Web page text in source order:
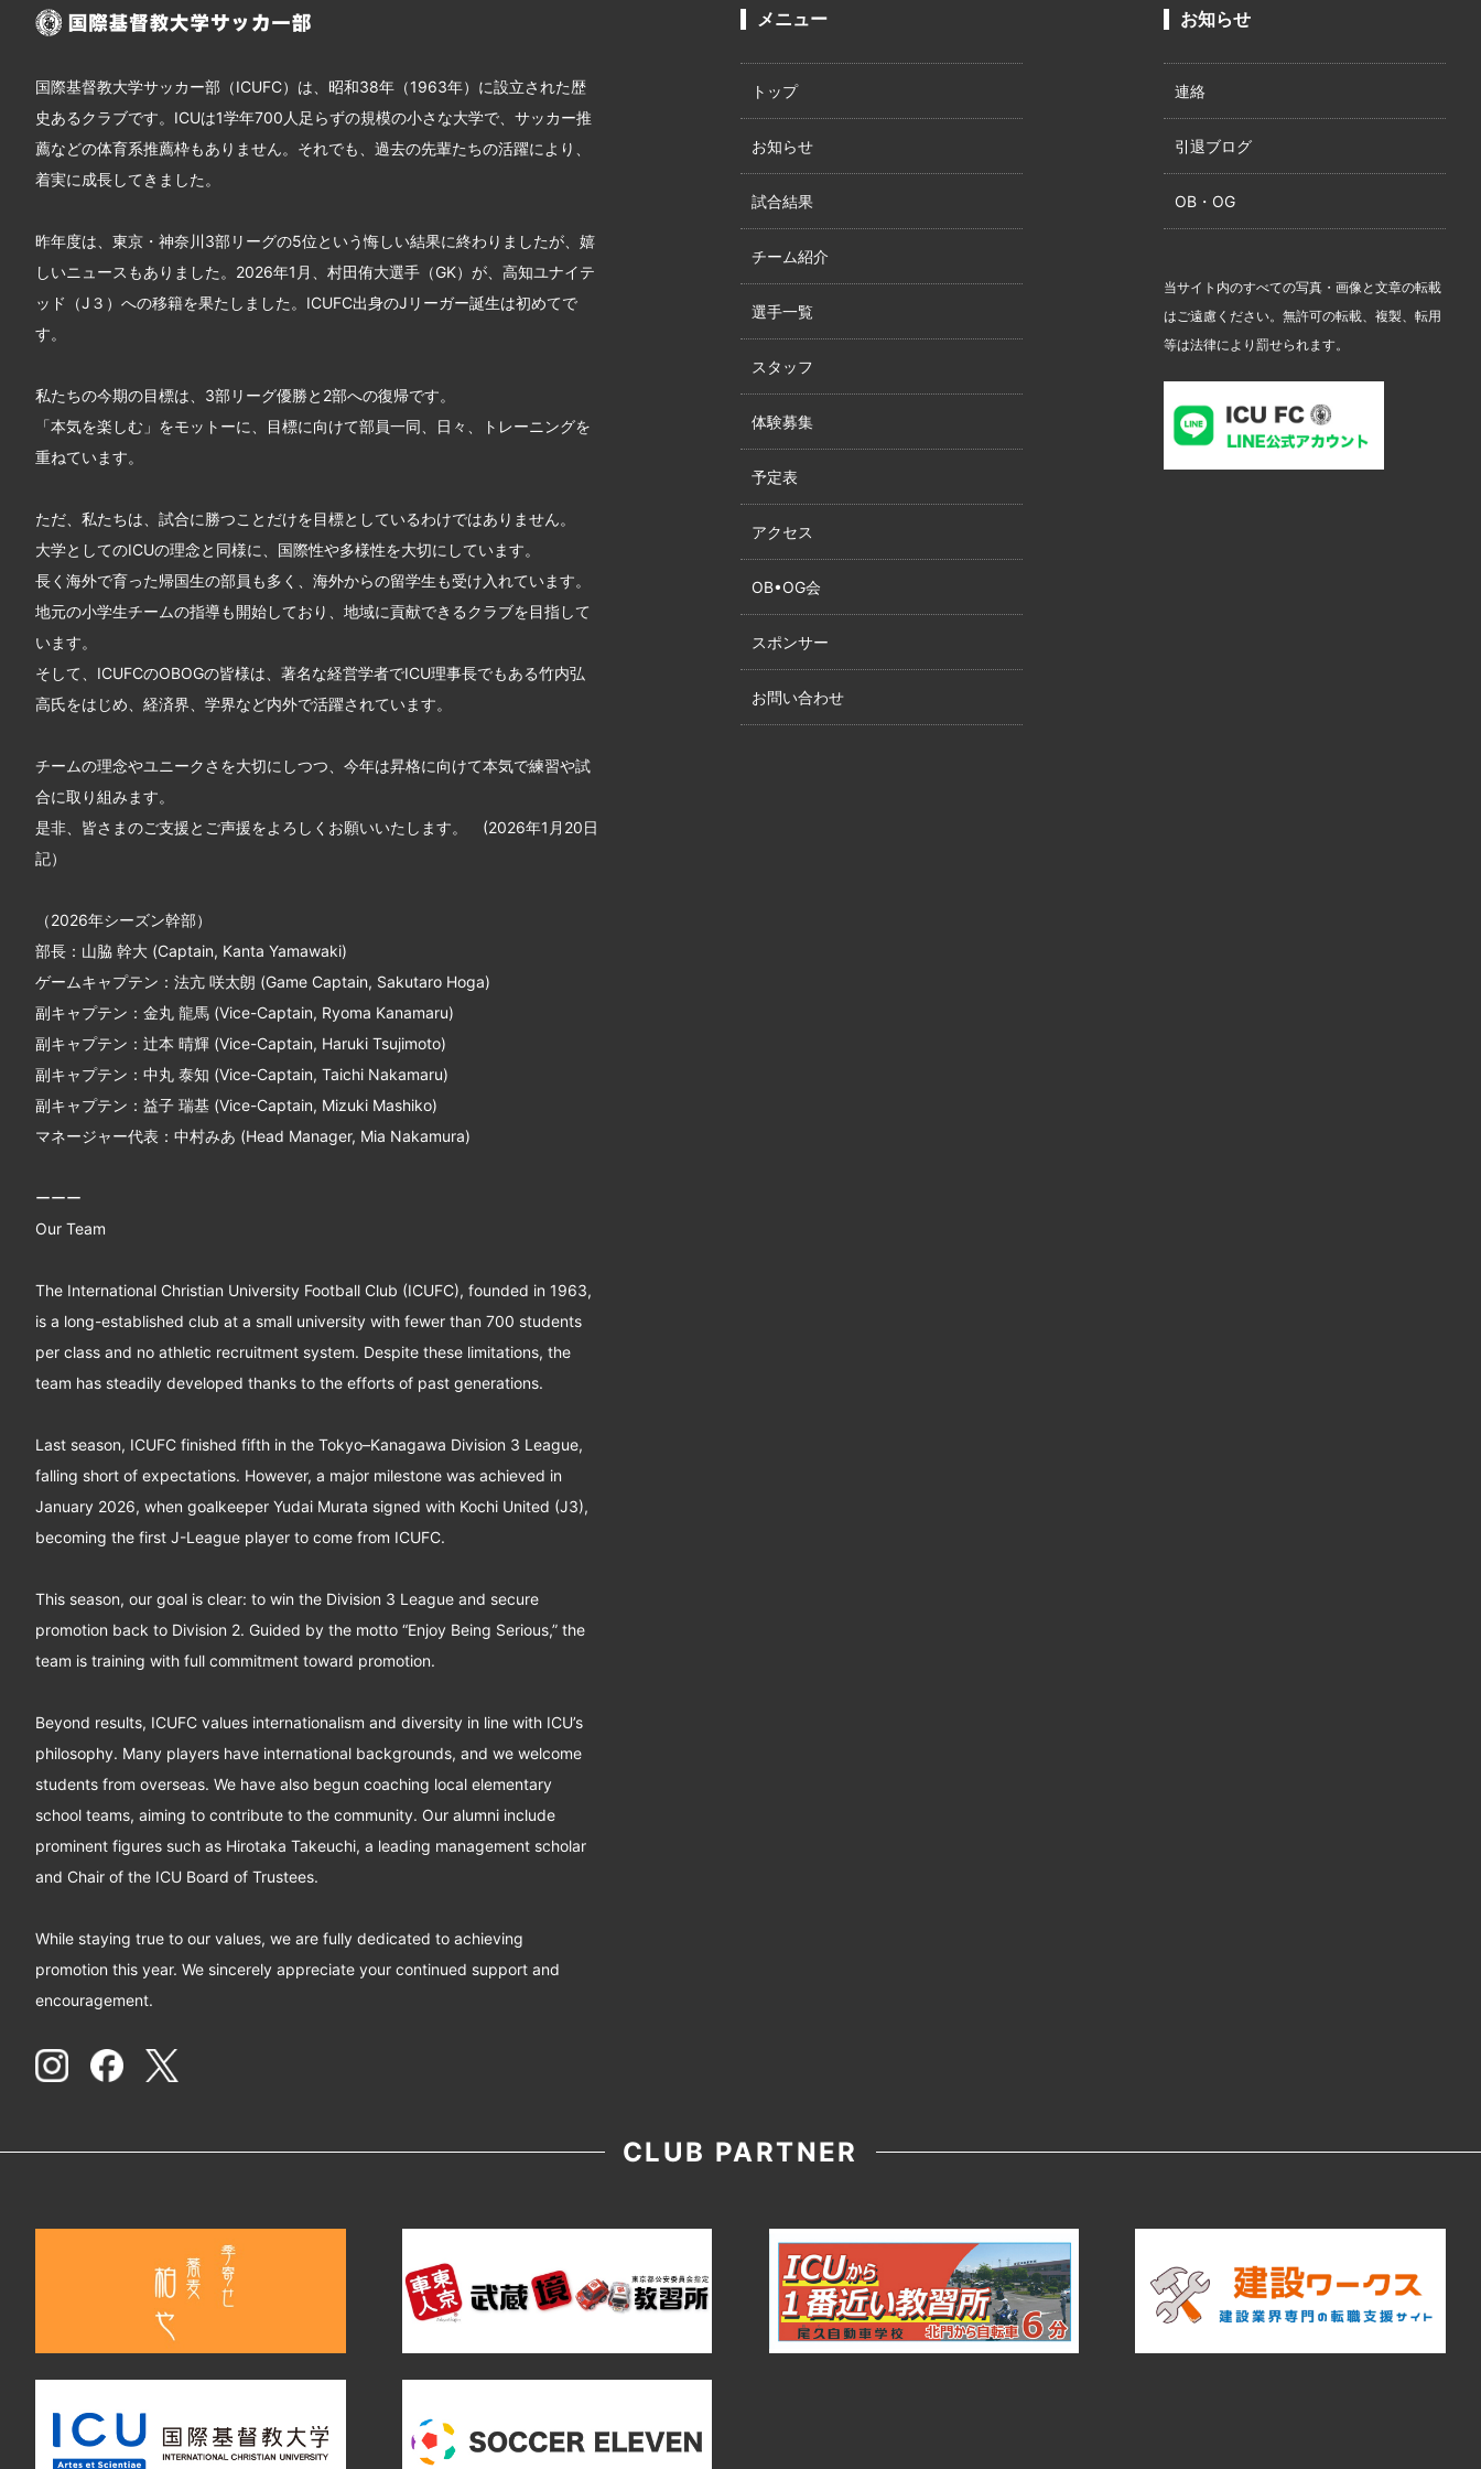
国際基督教大学サッカー部（ICUFC）は、昭和38年（1963年）に設立された歴
史あるクラブです。ICUは1学年700人足らずの規模の小さな大学で、サッカー推
薦などの体育系推薦枠もありません。それでも、過去の先輩たちの活躍により、
着実に成長してきました。
昨年度は、東京・神奈川3部リーグの5位という悔しい結果に終わりましたが、嬉
しいニュースもありました。2026年1月、村田侑大選手（GK）が、高知ユナイテ
ッド（J３）への移籍を果たしました。ICUFC出身のJリーガー誕生は初めてで
す。
私たちの今期の目標は、3部リーグ優勝と2部への復帰です。
「本気を楽しむ」をモットーに、目標に向けて部員一同、日々、トレーニングを
重ねています。
ただ、私たちは、試合に勝つことだけを目標としているわけではありません。
大学としてのICUの理念と同様に、国際性や多様性を大切にしています。
長く海外で育った帰国生の部員も多く、海外からの留学生も受け入れています。
地元の小学生チームの指導も開始しており、地域に貢献できるクラブを目指して
います。
そして、ICUFCのOBOGの皆様は、著名な経営学者でICU理事長でもある竹内弘
高氏をはじめ、経済界、学界など内外で活躍されています。
チームの理念やユニークさを大切にしつつ、今年は昇格に向けて本気で練習や試
合に取り組みます。
是非、皆さまのご支援とご声援をよろしくお願いいたします。 (2026年1月20日
記）
（2026年シーズン幹部）
部長：山脇 幹大 (Captain, Kanta Yamawaki)
ゲームキャプテン：法亢 咲太朗 (Game Captain, Sakutaro Hoga)
副キャプテン：金丸 龍馬 (Vice-Captain, Ryoma Kanamaru)
副キャプテン：辻本 晴輝 (Vice-Captain, Haruki Tsujimoto)
副キャプテン：中丸 泰知 (Vice-Captain, Taichi Nakamaru)
副キャプテン：益子 瑞基 (Vice-Captain, Mizuki Mashiko)
マネージャー代表：中村みあ (Head Manager, Mia Nakamura)
ーーー
Our Team
The International Christian University Football Club (ICUFC), founded in 1963,
is a long-established club at a small university with fewer than 700 students
per class and no athletic recruitment system. Despite these limitations, the
team has steadily developed thanks to the efforts of past generations.
Last season, ICUFC finished fifth in the Tokyo–Kanagawa Division 3 League,
falling short of expectations. However, a major milestone was achieved in
January 2026, when goalkeeper Yudai Murata signed with Kochi United (J3),
becoming the first J-League player to come from ICUFC.
This season, our goal is clear: to win the Division 3 League and secure
promotion back to Division 2. Guided by the motto “Enjoy Being Serious,” the
team is training with full commitment toward promotion.
Beyond results, ICUFC values internationalism and diversity in line with ICU’s
philosophy. Many players have international backgrounds, and we welcome
students from overseas. We have also begun coaching local elementary
school teams, aiming to contribute to the community. Our alumni include
prominent figures such as Hirotaka Takeuchi, a leading management scholar
and Chair of the ICU Board of Trustees.
While staying true to our values, we are fully dedicated to achieving
promotion this year. We sincerely appreciate your continued support and
encouragement.
メニュー
トップ
お知らせ
試合結果
チーム紹介
選手一覧
スタッフ
体験募集
予定表
アクセス
OB•OG会
スポンサー
お問い合わせ
お知らせ
連絡
引退ブログ
OB・OG
当サイト内のすべての写真・画像と文章の転載
はご遠慮ください。無許可の転載、複製、転用
等は法律により罰せられます。
CLUB PARTNER